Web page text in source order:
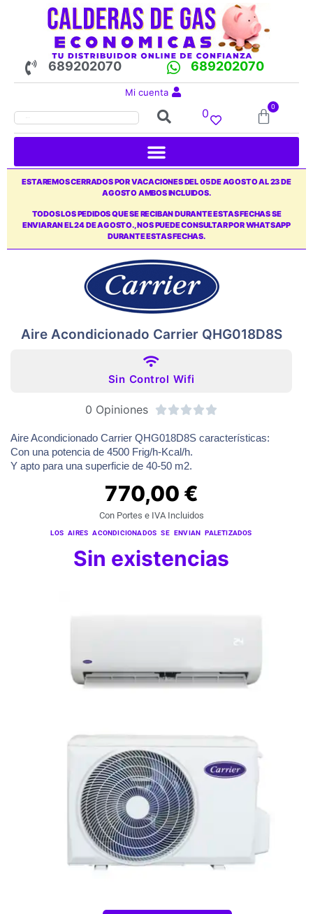
689202070 689202070
Mi cuenta
0 0
ESTAREMOS CERRADOS POR VACACIONES DEL 05 DE AGOSTO AL 23 DE
AGOSTO AMBOS INCLUIDOS.
TODOS LOS PEDIDOS QUE SE RECIBAN DURANTE ESTAS FECHAS SE
ENVIARAN EL 24 DE AGOSTO., NOS PUEDE CONSULTAR POR WHATSAPP
DURANTE ESTAS FECHAS.
Aire Acondicionado Carrier QHG018D8S
Sin Control Wifi
0 Opiniones 
Aire Acondicionado Carrier QHG018D8S características:
Con una potencia de 4500 Frig/h-Kcal/h.
Y apto para una superficie de 40-50 m2.
770,00 €
Con Portes e IVA Incluidos
LOS AIRES ACONDICIONADOS SE ENVIAN PALETIZADOS
Sin existencias